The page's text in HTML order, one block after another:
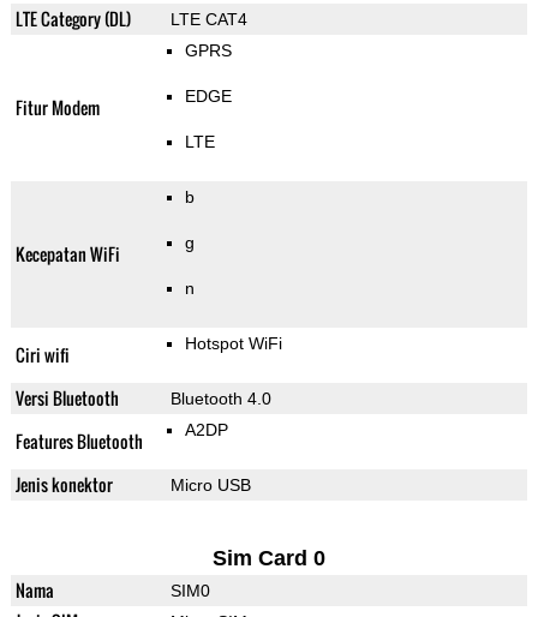
LTE Category (DL) LTE CAT4
Fitur Modem
GPRS
EDGE
LTE
Kecepatan WiFi
b
g
n
Ciri wifi Hotspot WiFi
Versi Bluetooth Bluetooth 4.0
Features Bluetooth A2DP
Jenis konektor Micro USB
Sim Card 0
Nama SIM0